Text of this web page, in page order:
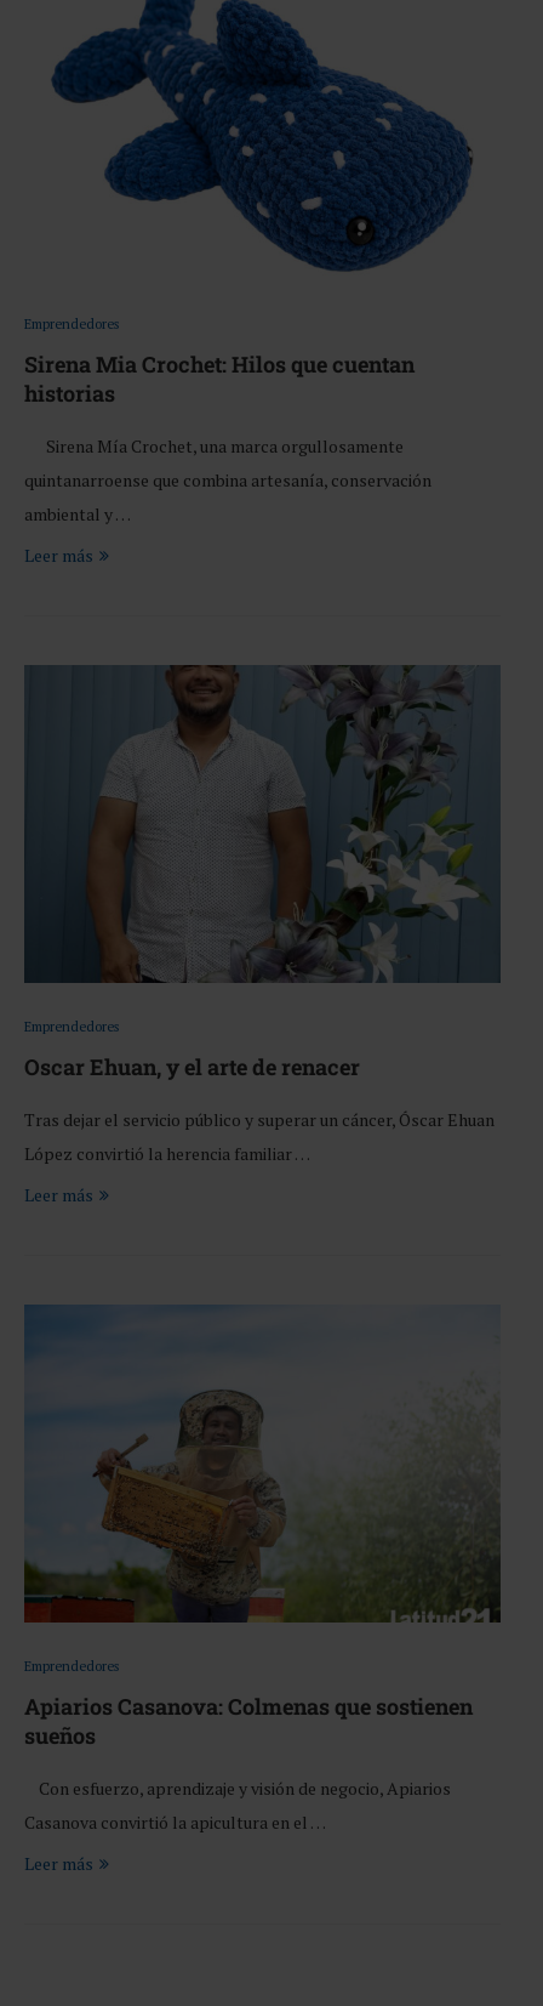
Emprendedores
Sirena Mia Crochet: Hilos que cuentan
historias
Sirena Mía Crochet, una marca orgullosamente
quintanarroense que combina artesanía, conservación
ambiental y …
Leer más
Emprendedores
Oscar Ehuan, y el arte de renacer
Tras dejar el servicio público y superar un cáncer, Óscar Ehuan
López convirtió la herencia familiar …
Leer más
Emprendedores
Apiarios Casanova: Colmenas que sostienen
sueños
Con esfuerzo, aprendizaje y visión de negocio, Apiarios
Casanova convirtió la apicultura en el …
Leer más